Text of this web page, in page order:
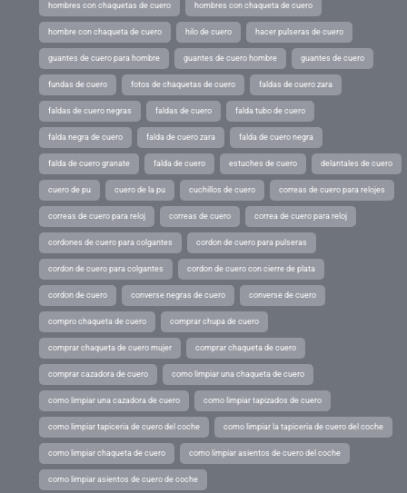
hombres con chaquetas de cuero hombres con chaqueta de cuero
hombre con chaqueta de cuero hilo de cuero hacer pulseras de cuero
guantes de cuero para hombre guantes de cuero hombre guantes de cuero
fundas de cuero fotos de chaquetas de cuero faldas de cuero zara
faldas de cuero negras faldas de cuero falda tubo de cuero
falda negra de cuero falda de cuero zara falda de cuero negra
falda de cuero granate falda de cuero estuches de cuero delantales de cuero
cuero de pu cuero de la pu cuchillos de cuero correas de cuero para relojes
correas de cuero para reloj correas de cuero correa de cuero para reloj
cordones de cuero para colgantes cordon de cuero para pulseras
cordon de cuero para colgantes cordon de cuero con cierre de plata
cordon de cuero converse negras de cuero converse de cuero
compro chaqueta de cuero comprar chupa de cuero
comprar chaqueta de cuero mujer comprar chaqueta de cuero
comprar cazadora de cuero como limpiar una chaqueta de cuero
como limpiar una cazadora de cuero como limpiar tapizados de cuero
como limpiar tapiceria de cuero del coche como limpiar la tapiceria de cuero del coche
como limpiar chaqueta de cuero como limpiar asientos de cuero del coche
como limpiar asientos de cuero de coche